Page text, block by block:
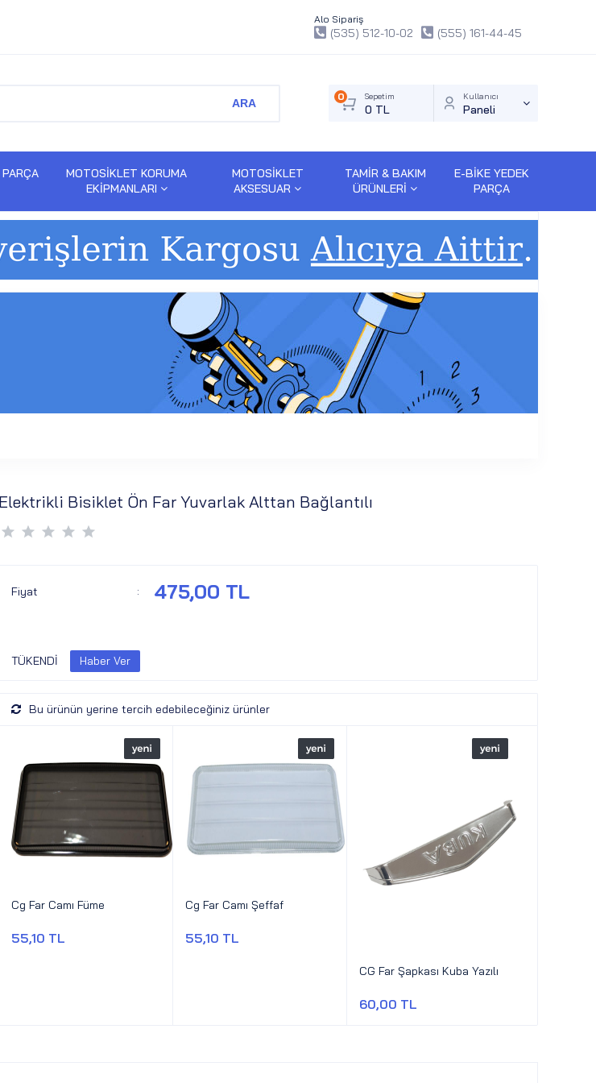
Alo Sipariş
(535) 512-10-02 (555) 161-44-45
ARA
Sepetim
0 TL
0 Kullanıcı
Paneli
MOTOSİKLET KORUMA
EKİPMANLARI
MOTOSİKLET
AKSESUAR
TAMİR & BAKIM
ÜRÜNLERİ
E-BİKE YEDEK
PARÇA
Elektrikli Bisiklet Ön Far Yuvarlak Alttan Bağlantılı
Fiyat : 475,00 TL
TÜKENDİ
Bu ürünün yerine tercih edebileceğiniz ürünler
Cg Far Camı Füme
55,10 TL
Cg Far Camı Şeffaf
55,10 TL
CG Far Şapkası Kuba Yazılı
60,00 TL